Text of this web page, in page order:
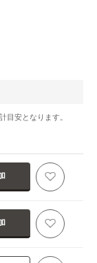
目安となります。